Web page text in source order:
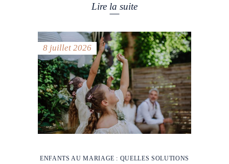
Lire la suite
8 juillet 2026
ENFANTS AU MARIAGE : QUELLES SOLUTIONS